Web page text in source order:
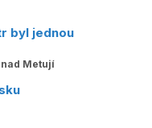
byl jednou
Metují